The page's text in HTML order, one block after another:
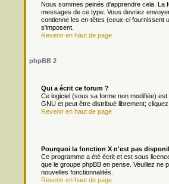
Nous sommes peinés d'apprendre cela. La
messages de ce type. Vous devriez
contienne les en-têtes (ceux-ci fournissent
s'imposent.
Revenir en haut de page
phpBB 2
Qui a écrit ce forum ?
Ce logiciel (sous sa forme non modifiée)
GNU et peut être distribué librement;
Revenir en haut de page
Pourquoi la fonction X n'est pas
Ce programme a été écrit et est sous
que le groupe phpBB en pense. Veuillez
nouvelles fonctionnalités.
Revenir en haut de page